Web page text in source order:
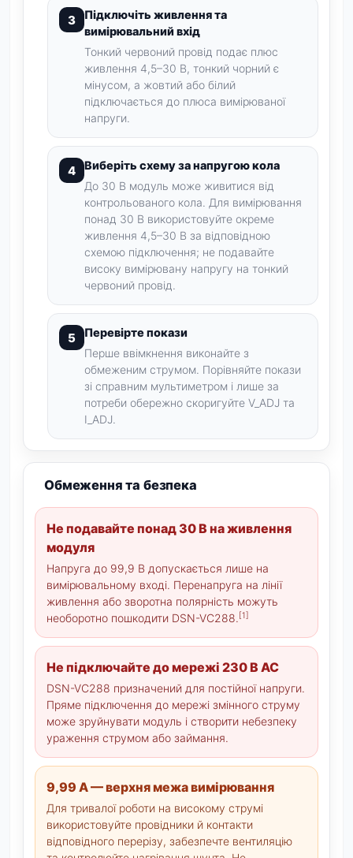
Підключіть живлення та
вимірювальний вхід
Тонкий червоний провід подає плюс
живлення 4,5–30 В, тонкий чорний є
мінусом, а жовтий або білий
підключається до плюса вимірюваної
напруги.
Виберіть схему за напругою кола
До 30 В модуль може живитися від
контрольованого кола. Для вимірювання
понад 30 В використовуйте окреме
живлення 4,5–30 В за відповідною
схемою підключення; не подавайте
високу вимірювану напругу на тонкий
червоний провід.
Перевірте покази
Перше ввімкнення виконайте з
обмеженим струмом. Порівняйте покази
зі справним мультиметром і лише за
потреби обережно скоригуйте V_ADJ та
I_ADJ.
Обмеження та безпека
Не подавайте понад 30 В на живлення
модуля
Напруга до 99,9 В допускається лише на
вимірювальному вході. Перенапруга на лінії
живлення або зворотна полярність можуть
необоротно пошкодити DSN-VC288. [1]
Не підключайте до мережі 230 В AC
DSN-VC288 призначений для постійної напруги.
Пряме підключення до мережі змінного струму
може зруйнувати модуль і створити небезпеку
ураження струмом або займання.
9,99 А — верхня межа вимірювання
Для тривалої роботи на високому струмі
використовуйте провідники й контакти
відповідного перерізу, забезпечте вентиляцію